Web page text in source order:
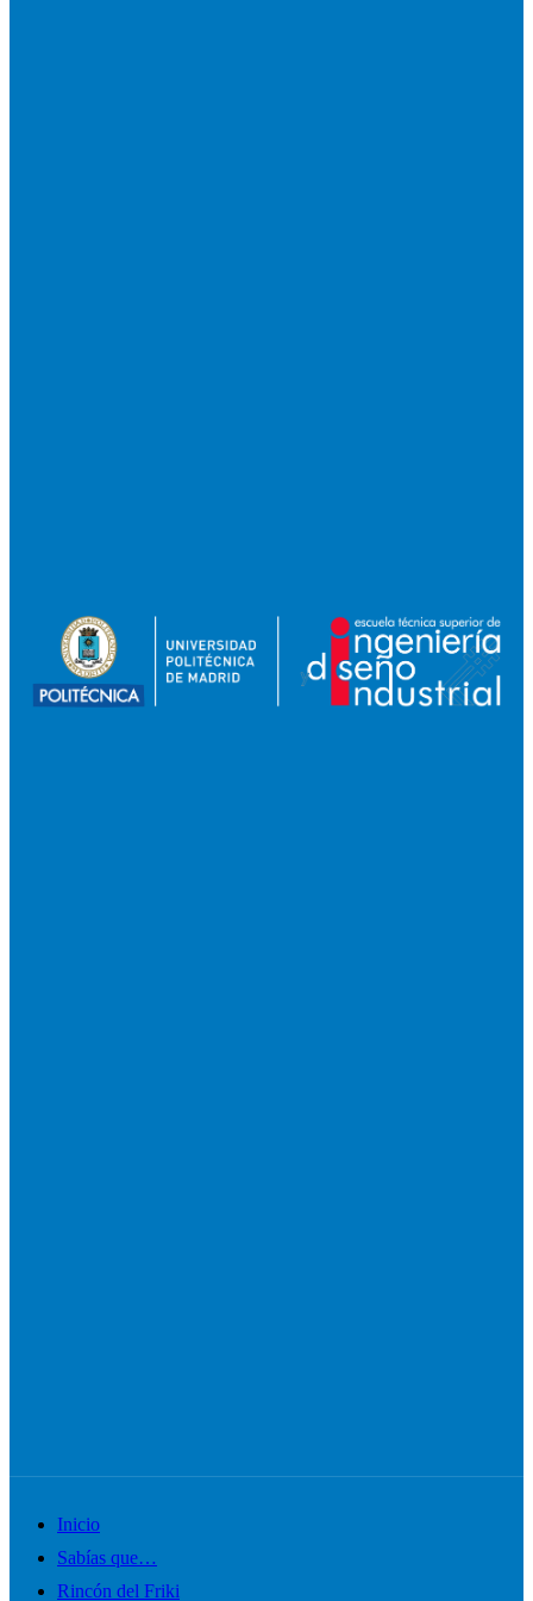
Alternar
menú
Inicio
Sabías que…
Rincón del Friki